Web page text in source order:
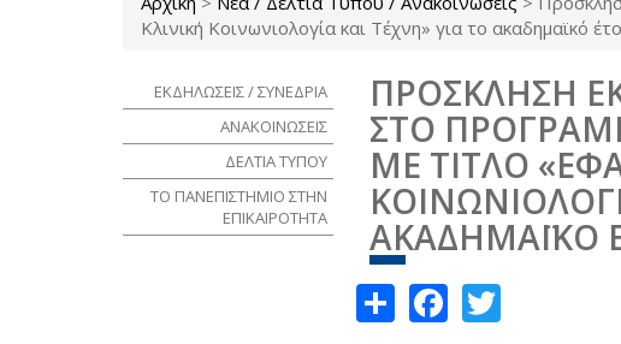
Είστε εδώ
Κλινική Κοινωνιολογία και Τέχνη» για το ακαδημαϊκό
ΠΡΟΣΚΛΗΣΗ
ΣΤΟ
ΜΕ ΤΙΤΛΟ
ΑΚΑΔΗΜΑΪΚΟ
ShareFacebook
ΕΚΔΗΛΩΣΕΙΣ / ΣΥΝΕΔΡΙΑ
ΑΝΑΚΟΙΝΩΣΕΙΣ
ΔΕΛΤΙΑ ΤΥΠΟΥ
ΤΟ ΠΑΝΕΠΙΣΤΗΜΙΟ ΣΤΗΝ
ΕΠΙΚΑΙΡΟΤΗΤΑ